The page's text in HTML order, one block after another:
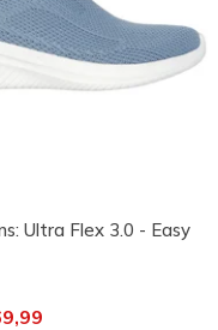
Ultra Flex 3.0 - Easy
van